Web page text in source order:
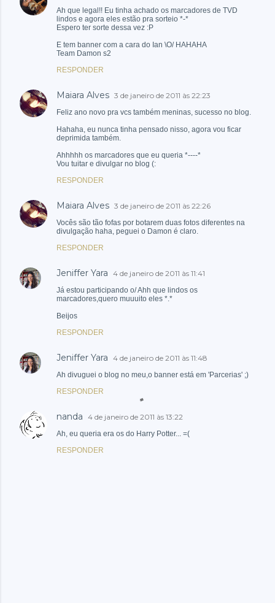
Ah que legal!! Eu tinha achado os marcadores de TVD
lindos e agora eles estão pra sorteio *-*
Espero ter sorte dessa vez :P
E tem banner com a cara do Ian \O/ HAHAHA
Team Damon s2
RESPONDER
Maiara Alves 3 de janeiro de 2011 às 22:23
Feliz ano novo pra vcs também meninas, sucesso no blog.
Hahaha, eu nunca tinha pensado nisso, agora vou ficar
deprimida também.
Ahhhhh os marcadores que eu queria *----*
Vou tuitar e divulgar no blog (:
RESPONDER
Maiara Alves 3 de janeiro de 2011 às 22:26
Vocês são tão fofas por botarem duas fotos diferentes na
divulgação haha, peguei o Damon é claro.
RESPONDER
Jeniffer Yara 4 de janeiro de 2011 às 11:41
Já estou participando o/ Ahh que lindos os
marcadores,quero muuuito eles *.*
Beijos
RESPONDER
Jeniffer Yara 4 de janeiro de 2011 às 11:48
Ah divuguei o blog no meu,o banner está em 'Parcerias' ;)
RESPONDER
nanda 4 de janeiro de 2011 às 13:22
Ah, eu queria era os do Harry Potter... =(
RESPONDER